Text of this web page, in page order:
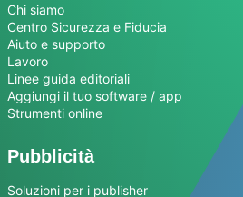
Chi siamo
Centro Sicurezza e Fiducia
Aiuto e supporto
Lavoro
Linee guida editoriali
Aggiungi il tuo software / app
Strumenti online
Pubblicità
Soluzioni per i publisher